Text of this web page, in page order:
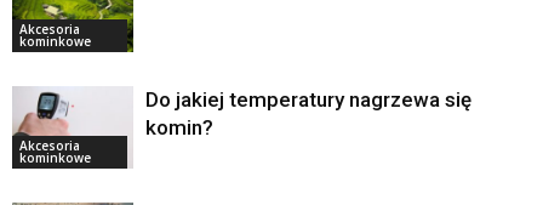
Akcesoria
kominkowe
Akcesoria
kominkowe
Do jakiej temperatury nagrzewa się
komin?